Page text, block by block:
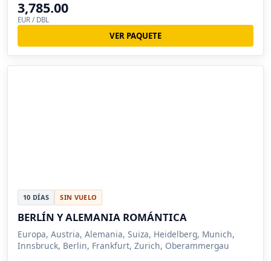
3,785.00
EUR / DBL
VER PAQUETE
10 DÍAS SIN VUELO
BERLÍN Y ALEMANIA ROMÁNTICA
Europa, Austria, Alemania, Suiza, Heidelberg, Munich,
Innsbruck, Berlin, Frankfurt, Zurich, Oberammergau